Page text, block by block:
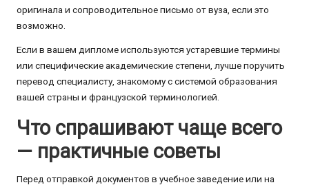
оригинала и сопроводительное письмо от вуза, если это
возможно.
Если в вашем дипломе используются устаревшие термины
или специфические академические степени, лучше поручить
перевод специалисту, знакомому с системой образования
вашей страны и французской терминологией.
Что спрашивают чаще всего
— практичные советы
Перед отправкой документов в учебное заведение или на